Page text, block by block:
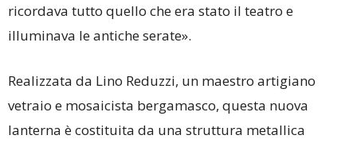
ricordava tutto quello che era stato il teatro e
illuminava le antiche serate».
Realizzata da Lino Reduzzi, un maestro artigiano
vetraio e mosaicista bergamasco, questa nuova
lanterna è costituita da una struttura metallica